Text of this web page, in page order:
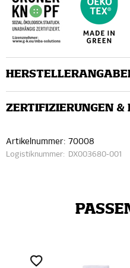
ZERTIFIZIERUNGEN &
Artikelnummer: 70008
Logistiknummer: DX003680-001